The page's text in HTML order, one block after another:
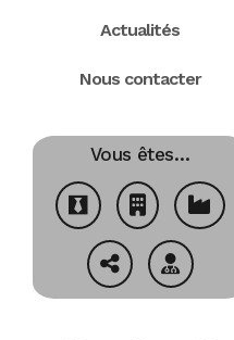
Actualités
Nous contacter
Vous êtes…